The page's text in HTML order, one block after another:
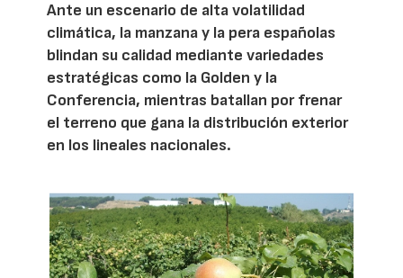
Ante un escenario de alta volatilidad
climática, la manzana y la pera españolas
blindan su calidad mediante variedades
estratégicas como la Golden y la
Conferencia, mientras batallan por frenar
el terreno que gana la distribución exterior
en los lineales nacionales.